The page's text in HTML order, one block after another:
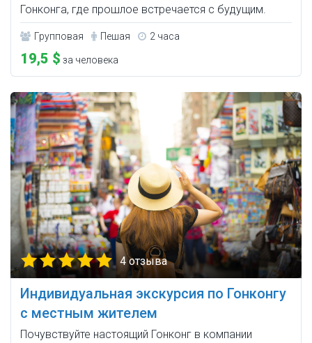
Гонконга, где прошлое встречается с будущим.
Групповая Пешая 2 часа
19,5 $ за человека
4 отзыва
Индивидуальная экскурсия по Гонконгу
с местным жителем
Почувствуйте настоящий Гонконг в компании